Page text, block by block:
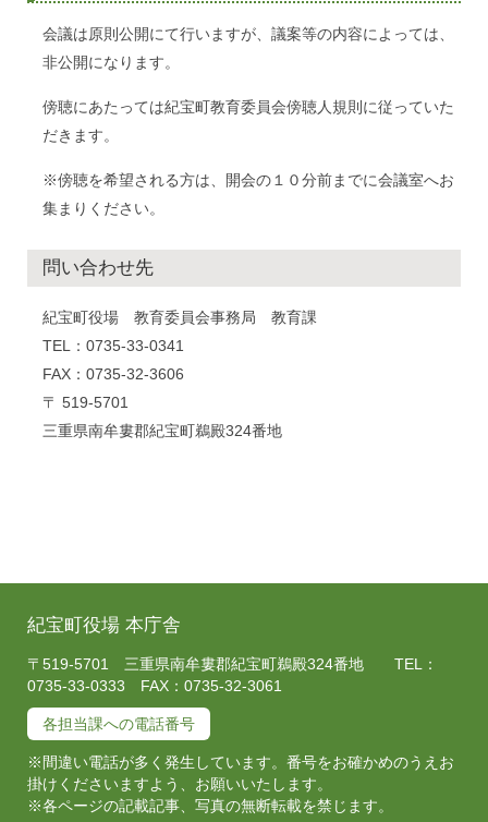
会議は原則公開にて行いますが、議案等の内容によっては、
非公開になります。
傍聴にあたっては紀宝町教育委員会傍聴人規則に従っていた
だきます。
※傍聴を希望される方は、開会の１０分前までに会議室へお
集まりください。
問い合わせ先
紀宝町役場 教育委員会事務局 教育課
TEL：0735-33-0341
FAX：0735-32-3606
〒 519-5701
三重県南牟婁郡紀宝町鵜殿324番地
紀宝町役場 本庁舎
〒519-5701 三重県南牟婁郡紀宝町鵜殿324番地 TEL：
0735-33-0333 FAX：0735-32-3061
各担当課への電話番号
※間違い電話が多く発生しています。番号をお確かめのうえお
掛けくださいますよう、お願いいたします。
※各ページの記載記事、写真の無断転載を禁じます。